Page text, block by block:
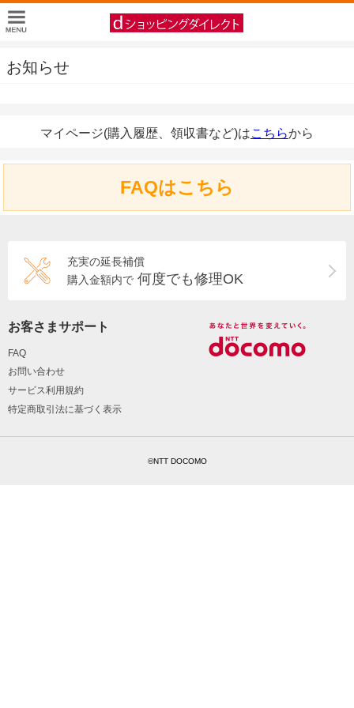
お知らせ
マイページ(購入履歴、領収書など)はこちらから
FAQはこちら
充実の延長補償
購入金額内で 何度でも修理OK
お客さまサポート
FAQ
お問い合わせ
サービス利用規約
特定商取引法に基づく表示
©NTT DOCOMO